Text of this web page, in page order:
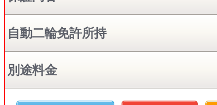
自動二輪免許所持
別途料金